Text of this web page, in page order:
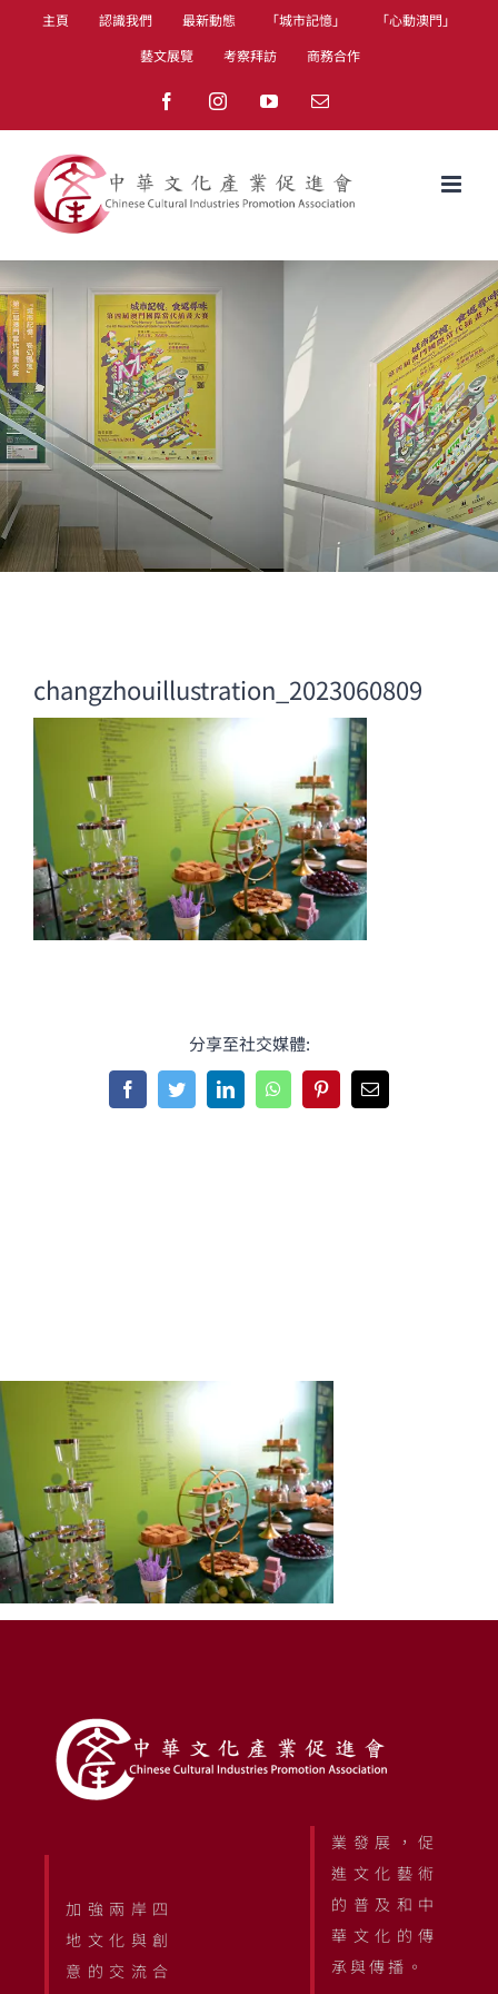
主頁 認識我們 最新動態 「城市記憶」
「心動澳門」
藝文展覽
考察拜訪 商務合作
FacebookInstagramYouTubeEmail
changzhouillustration_2023060809
分享至社交媒體:
FacebookTwitterLinkedInWhatsAppPinterestEmail
加強兩岸四
地文化與創
意的交流合
業發展，促
進文化藝術
的普及和中
華文化的傳
承與傳播。